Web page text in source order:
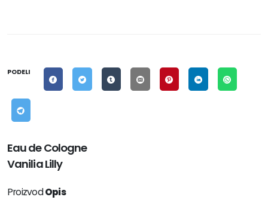
PODELI
Eau de Cologne
Vanilia Lilly
ProizvodOpis